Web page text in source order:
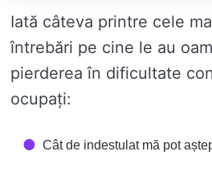
Iată câteva printre cele
întrebări pe cine le au
pierderea în dificultate
ocupați:
Cât de indestulat mă pot